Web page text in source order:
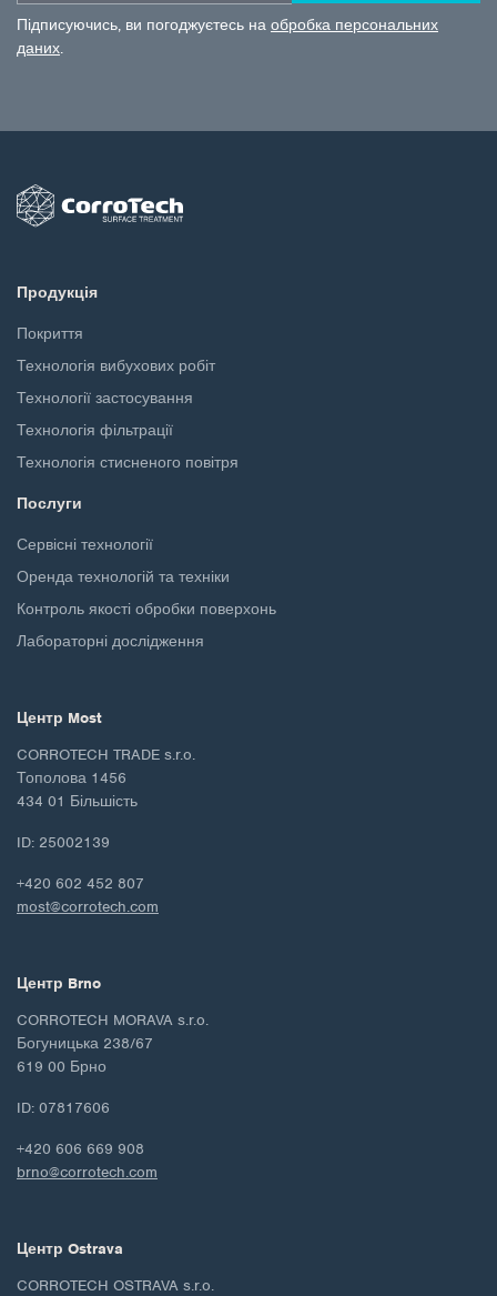
Підписуючись, ви погоджуєтесь на обробка персональних
даних.
Продукція
Покриття
Технологія вибухових робіт
Технології застосування
Технологія фільтрації
Технологія стисненого повітря
Послуги
Сервісні технології
Оренда технологій та техніки
Контроль якості обробки поверхонь
Лабораторні дослідження
Центр Most
CORROTECH TRADE s.r.o.
Тополова 1456
434 01 Більшість
ID: 25002139
+420 602 452 807
most@corrotech.com
Центр Brno
CORROTECH MORAVA s.r.o.
Богуницька 238/67
619 00 Брно
ID: 07817606
+420 606 669 908
brno@corrotech.com
Центр Ostrava
CORROTECH OSTRAVA s.r.o.